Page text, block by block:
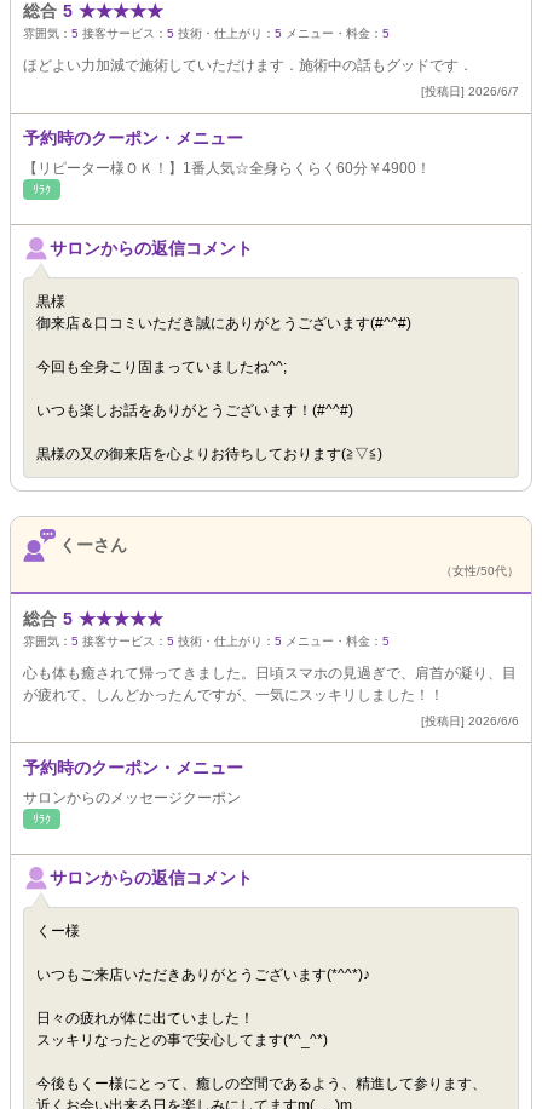
総合 5 ★★★★★
雰囲気： 5 接客サービス： 5 技術・仕上がり： 5 メニュー・料金： 5
ほどよい力加減で施術していただけます．施術中の話もグッドです．
[投稿日] 2026/6/7
予約時のクーポン・メニュー
【リピーター様ＯＫ！】1番人気☆全身らくらく60分￥4900！
ﾘﾗｸ
サロンからの返信コメント
黒様
御来店＆口コミいただき誠にありがとうございます(#^^#)
今回も全身こり固まっていましたね^^;
いつも楽しお話をありがとうございます！(#^^#)
黒様の又の御来店を心よりお待ちしております(≧▽≦)
くーさん
（女性/50代）
総合 5 ★★★★★
雰囲気： 5 接客サービス： 5 技術・仕上がり： 5 メニュー・料金： 5
心も体も癒されて帰ってきました。日頃スマホの見過ぎで、肩首が凝り、目
が疲れて、しんどかったんですが、一気にスッキリしました！！
[投稿日] 2026/6/6
予約時のクーポン・メニュー
サロンからのメッセージクーポン
ﾘﾗｸ
サロンからの返信コメント
くー様
いつもご来店いただきありがとうございます(*^^*)♪
日々の疲れが体に出ていました！
スッキリなったとの事で安心してます(*^_^*)
今後もくー様にとって、癒しの空間であるよう、精進して参ります、
近くお会い出来る日を楽しみにしてますm(_ _)m